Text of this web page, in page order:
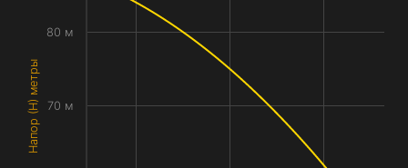
Напор (H) метры 70 м
80 м